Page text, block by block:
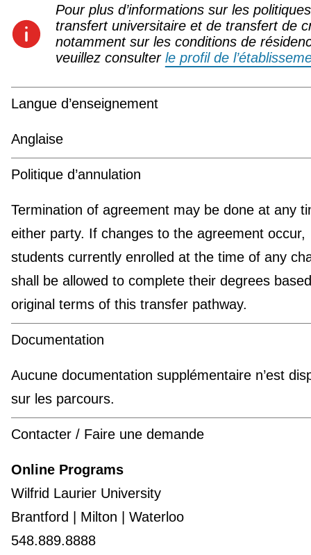
Pour plus d’informations sur les
transfert universitaire et de transfert de
notamment sur les conditions de
veuillez consulter le profil de
Langue d’enseignement
Anglaise
Politique d’annulation
Termination of agreement may be done at any
either party. If changes to the agreement occur,
students currently enrolled at the time of any
shall be allowed to complete their degrees
original terms of this transfer pathway.
Documentation
Aucune documentation supplémentaire n’est
sur les parcours.
Contacter / Faire une demande
Online Programs
Wilfrid Laurier University
Brantford | Milton | Waterloo
548.889.8888